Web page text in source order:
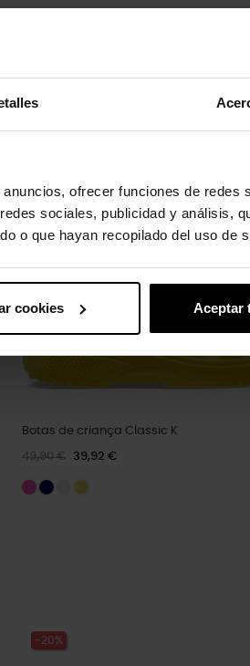
ofrecer funciones de redes
sociales, publicidad y análisis,
o que hayan recopilado del uso de
cookies Aceptar
Botas de criança Classic K
49,90 € 39,92 €
-20%